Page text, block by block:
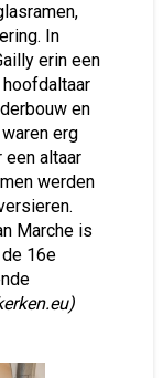
In
erin een
en
erg
een altaar
werden
Marche is
16e